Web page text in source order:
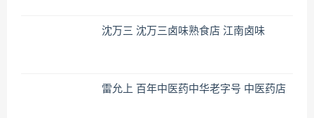
沈万三 沈万三卤味熟食店 江南卤味
雷允上 百年中医药中华老字号 中医药店